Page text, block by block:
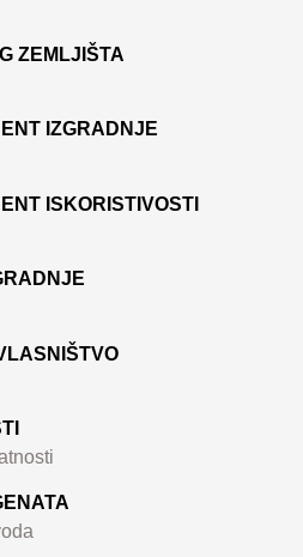
ZEMLJIŠTA
IZGRADNJE
ISKORISTIVOSTI